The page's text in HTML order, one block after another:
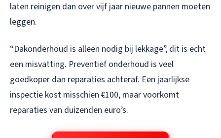
laten reinigen dan over vijf jaar nieuwe pannen moeten
leggen.
“Dakonderhoud is alleen nodig bij lekkage”, dit is echt
een misvatting. Preventief onderhoud is veel
goedkoper dan reparaties achteraf. Een jaarlijkse
inspectie kost misschien €100, maar voorkomt
reparaties van duizenden euro’s.